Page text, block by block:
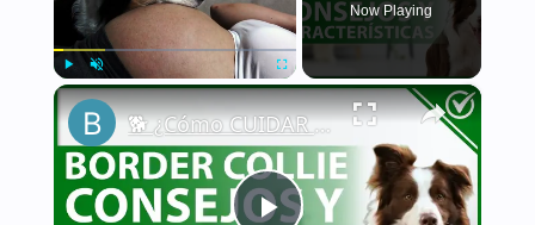
Play Unmute Fullscreen
Now Playing
×
🐕 ¿Cómo CUIDAR a un BORDER COLLIE correctamente? - Características y consejos 🐕